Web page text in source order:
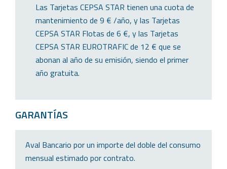
Las Tarjetas CEPSA STAR tienen una cuota de
mantenimiento de 9 € /año, y las Tarjetas
CEPSA STAR Flotas de 6 €, y las Tarjetas
CEPSA STAR EUROTRAFIC de 12 € que se
abonan al año de su emisión, siendo el primer
año gratuita.
GARANTÍAS
Aval Bancario por un importe del doble del consumo
mensual estimado por contrato.